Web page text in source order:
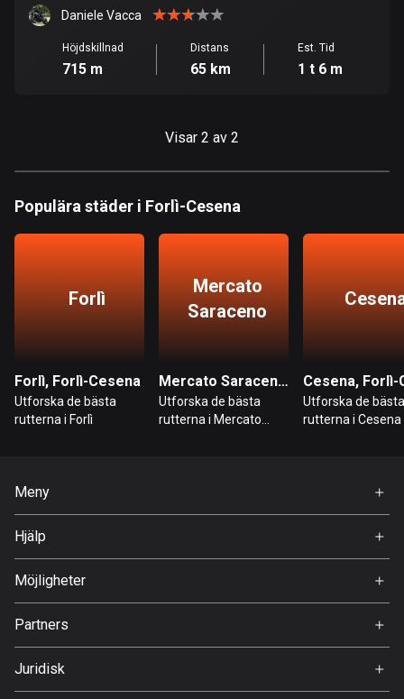
Barbados
15 rutter
4910 rutter
Belize
3 rutter
Bosnien och Hercegovina
347 rutter
Brasilien
Brunei
Daniele Vacca
Höjdskillnad
715 m
Distans
65 km
Est. Tid
1 t 6 m
Visar 2 av 2
Populära städer i Forlì-Cesena
Forlì
Forlì, Forlì-Cesena
Utforska de bästa
rutterna i Forlì
Mercato
Saraceno
Mercato Saraceno, Forlì-Cesena
Utforska de bästa
rutterna i Mercato
Utforska de bästa
rutterna i Cesena
Meny
Hem
Premium
Om Oss
Hjälp
FAQ
Möjligheter
Jobb
Partners
Svedea
Juridisk